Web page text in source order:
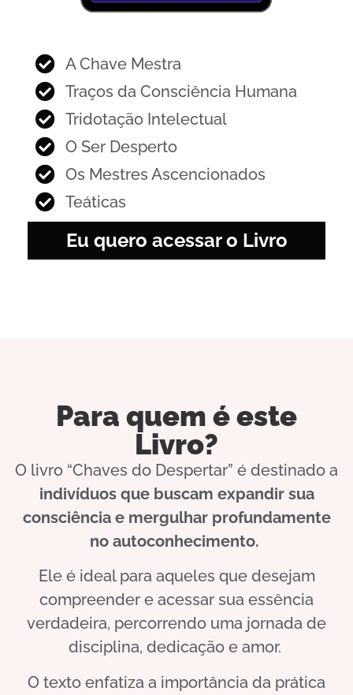
A Chave Mestra
Traços da Consciência Humana
Tridotação Intelectual
O Ser Desperto
Os Mestres Ascencionados
Teáticas
Eu quero acessar o Livro
Para quem é este
Livro?
O livro “Chaves do Despertar” é destinado a
indivíduos que buscam expandir sua
consciência e mergulhar profundamente
no autoconhecimento.
Ele é ideal para aqueles que desejam
compreender e acessar sua essência
verdadeira, percorrendo uma jornada de
disciplina, dedicação e amor.
O texto enfatiza a importância da prática